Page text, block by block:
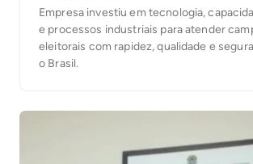
Empresa investiu em tecnologia,
e processos industriais para atender
eleitorais com rapidez, qualidade e
o Brasil.